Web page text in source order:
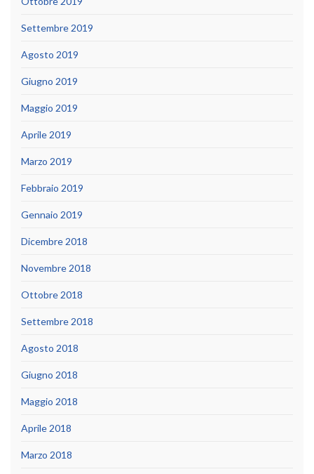
Settembre 2019
Agosto 2019
Giugno 2019
Maggio 2019
Aprile 2019
Marzo 2019
Febbraio 2019
Gennaio 2019
Dicembre 2018
Novembre 2018
Ottobre 2018
Settembre 2018
Agosto 2018
Giugno 2018
Maggio 2018
Aprile 2018
Marzo 2018